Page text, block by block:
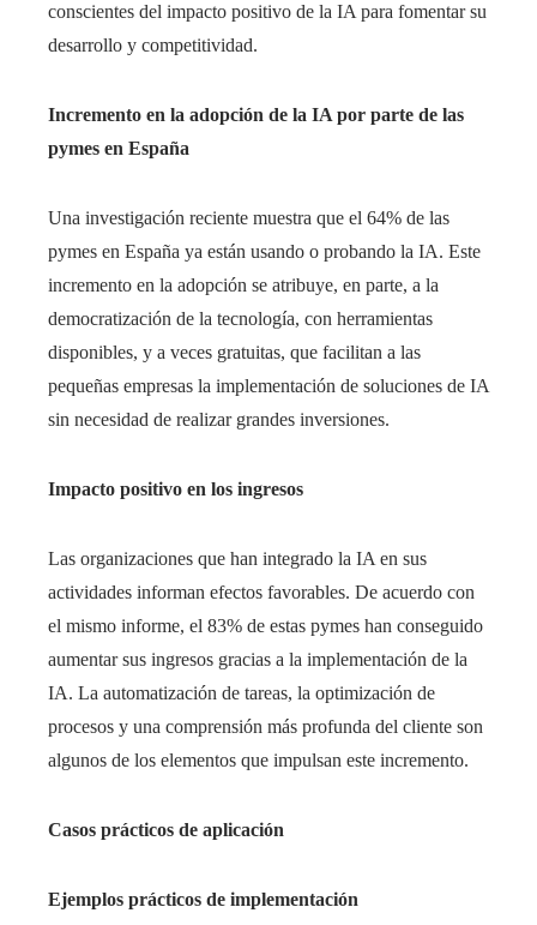
conscientes del impacto positivo de la IA para fomentar su
desarrollo y competitividad.
Incremento en la adopción de la IA por parte de las
pymes en España
Una investigación reciente muestra que el 64% de las
pymes en España ya están usando o probando la IA. Este
incremento en la adopción se atribuye, en parte, a la
democratización de la tecnología, con herramientas
disponibles, y a veces gratuitas, que facilitan a las
pequeñas empresas la implementación de soluciones de IA
sin necesidad de realizar grandes inversiones.
Impacto positivo en los ingresos
Las organizaciones que han integrado la IA en sus
actividades informan efectos favorables. De acuerdo con
el mismo informe, el 83% de estas pymes han conseguido
aumentar sus ingresos gracias a la implementación de la
IA. La automatización de tareas, la optimización de
procesos y una comprensión más profunda del cliente son
algunos de los elementos que impulsan este incremento.
Casos prácticos de aplicación
Ejemplos prácticos de implementación